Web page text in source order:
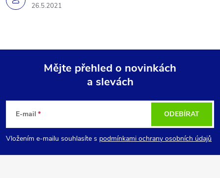
26.5.2021
p
a
Mějte přehled o novinkách
a slevách
E-mail
Vložením e-mailu souhlasíte s podmínkami ochrany osobních údajů
ODEBÍRAT